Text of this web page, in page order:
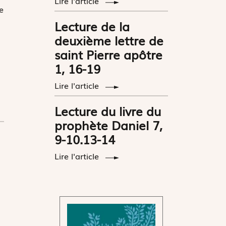
Lecture de la
deuxième lettre de
saint Pierre apôtre
1, 16-19
Lire l'article
Lecture du livre du
prophète Daniel 7,
9-10.13-14
Lire l'article